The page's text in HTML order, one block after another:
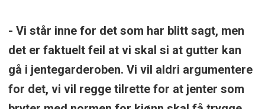
- Vi står inne for det som har blitt sagt, men
det er faktuelt feil at vi skal si at gutter kan
gå i jentegarderoben. Vi vil aldri argumentere
for det, vi vil regge tilrette for at jenter som